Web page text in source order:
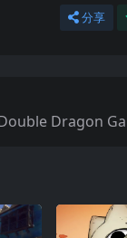
分享
Dragon